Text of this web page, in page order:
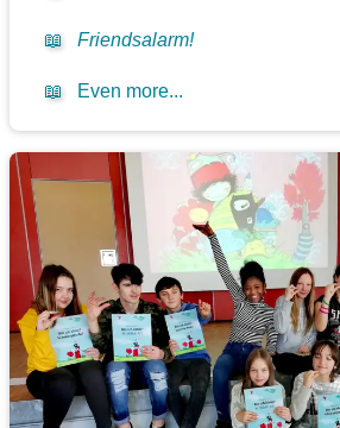
📖 Friendsalarm!
📖 Even more...